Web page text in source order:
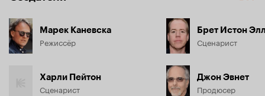
Марек Каневска
Режиссёр
Харли Пейтон
Сценарист
Брет Истон
Сценарист
Джон Эвнет
Продюсер